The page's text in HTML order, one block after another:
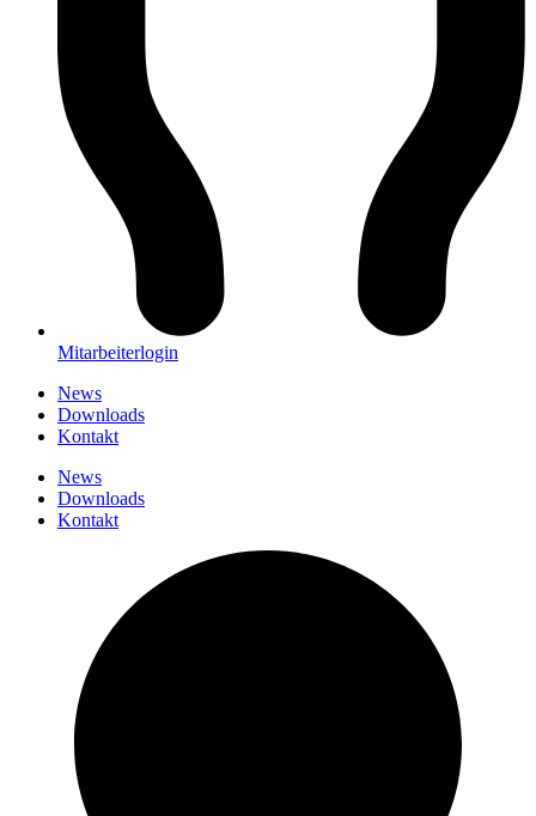
Mitarbeiterlogin
News
Downloads
Kontakt
News
Downloads
Kontakt